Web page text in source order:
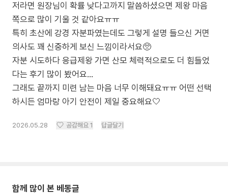
저라면 원장님이 확률 낮다고까지 말씀하셨으면 제왕 마음
쪽으로 많이 기울 것 같아요ㅠㅠ
특히 초산에 강경 자분파였는데도 그렇게 설명 들으신 거면
의사도 꽤 신중하게 보신 느낌이라서요🥺
자분 시도하다 응급제왕 가면 산모 체력적으로도 더 힘들었
다는 후기 많이 봤어요…
그래도 끝까지 미련 남는 마음 너무 이해돼요ㅠㅠ 어떤 선택
하시든 엄마랑 아기 안전이 제일 중요해요🤍
2026.05.28 공감해요 1 답글달기
함께 많이 본 베동글